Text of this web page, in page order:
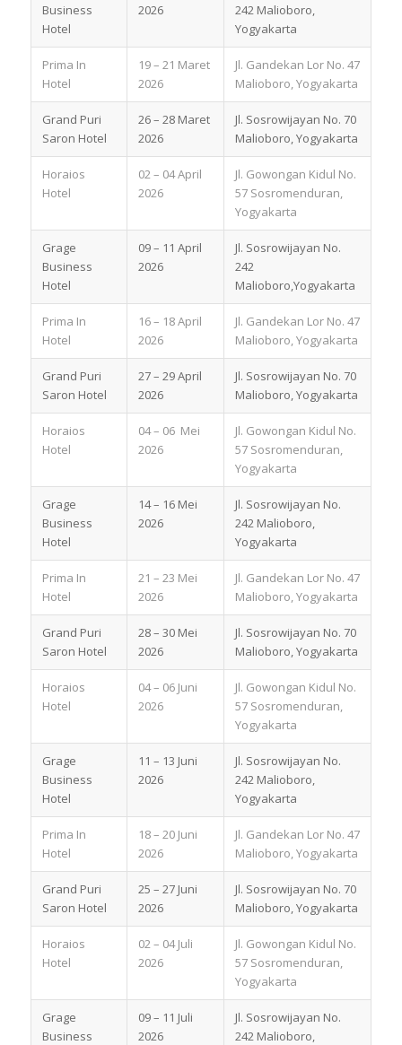
Business
Hotel
2026
242 Malioboro,
Yogyakarta
Prima In
Hotel
19 – 21 Maret
2026
Jl. Gandekan Lor No. 47
Malioboro, Yogyakarta
Grand Puri
Saron Hotel
26 – 28 Maret
2026
Jl. Sosrowijayan No. 70
Malioboro, Yogyakarta
Horaios
Hotel
02 – 04 April
2026
Jl. Gowongan Kidul No.
57 Sosromenduran,
Yogyakarta
Grage
Business
Hotel
09 – 11 April
2026
Jl. Sosrowijayan No.
242
Malioboro,Yogyakarta
Prima In
Hotel
16 – 18 April
2026
Jl. Gandekan Lor No. 47
Malioboro, Yogyakarta
Grand Puri
Saron Hotel
27 – 29 April
2026
Jl. Sosrowijayan No. 70
Malioboro, Yogyakarta
Horaios
Hotel
04 – 06 Mei
2026
Jl. Gowongan Kidul No.
57 Sosromenduran,
Yogyakarta
Grage
Business
Hotel
14 – 16 Mei
2026
Jl. Sosrowijayan No.
242 Malioboro,
Yogyakarta
Prima In
Hotel
21 – 23 Mei
2026
Jl. Gandekan Lor No. 47
Malioboro, Yogyakarta
Grand Puri
Saron Hotel
28 – 30 Mei
2026
Jl. Sosrowijayan No. 70
Malioboro, Yogyakarta
Horaios
Hotel
04 – 06 Juni
2026
Jl. Gowongan Kidul No.
57 Sosromenduran,
Yogyakarta
Grage
Business
Hotel
11 – 13 Juni
2026
Jl. Sosrowijayan No.
242 Malioboro,
Yogyakarta
Prima In
Hotel
18 – 20 Juni
2026
Jl. Gandekan Lor No. 47
Malioboro, Yogyakarta
Grand Puri
Saron Hotel
25 – 27 Juni
2026
Jl. Sosrowijayan No. 70
Malioboro, Yogyakarta
Horaios
Hotel
02 – 04 Juli
2026
Jl. Gowongan Kidul No.
57 Sosromenduran,
Yogyakarta
Grage
Business
09 – 11 Juli
2026
Jl. Sosrowijayan No.
242 Malioboro,